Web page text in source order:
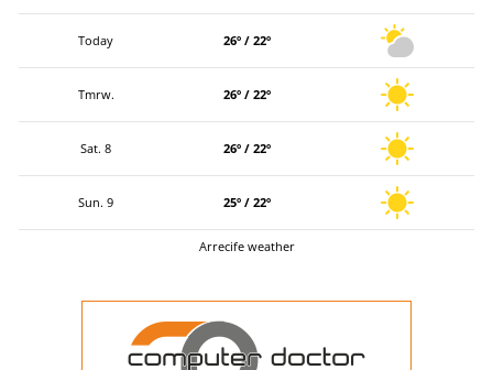
Today 26º / 22º
Tmrw. 26º / 22º
Sat. 8 26º / 22º
Sun. 9 25º / 22º
Arrecife weather